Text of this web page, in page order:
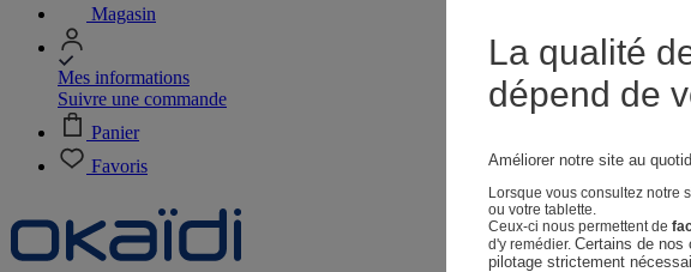
Magasin
Mes informations
Suivre une commande
Panier
Favoris
La qualité
dépend de
Améliorer notre site au
Lorsque vous consultez notre
ou votre tablette.
Ceux-ci nous permettent de
d'y remédier. Certains de nos
pilotage strictement